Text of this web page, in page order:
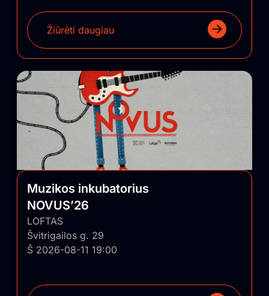
Žiūrėti daugiau
Muzikos inkubatorius
NOVUS’26
LOFTAS
Švitrigailos g. 29
Š 2026-08-11 19:00